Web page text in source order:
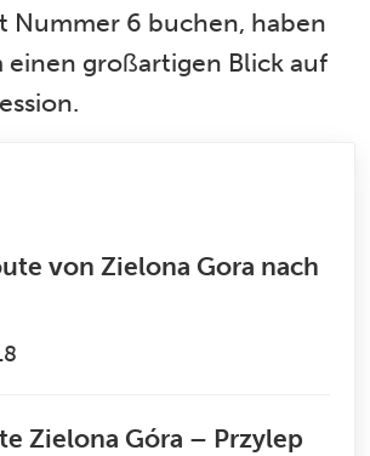
Nummer 6 buchen, haben
einen großartigen Blick auf
von Zielona Gora nach
Zielona Góra – Przylep